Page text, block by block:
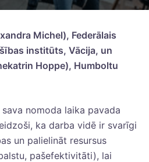
Michel), Federālais
institūts, Vācija, un
Hoppe), Humboltu
nomoda laika pavada
ka darba vidē ir svarīgi
un palielināt resursus
pašefektivitāti), lai